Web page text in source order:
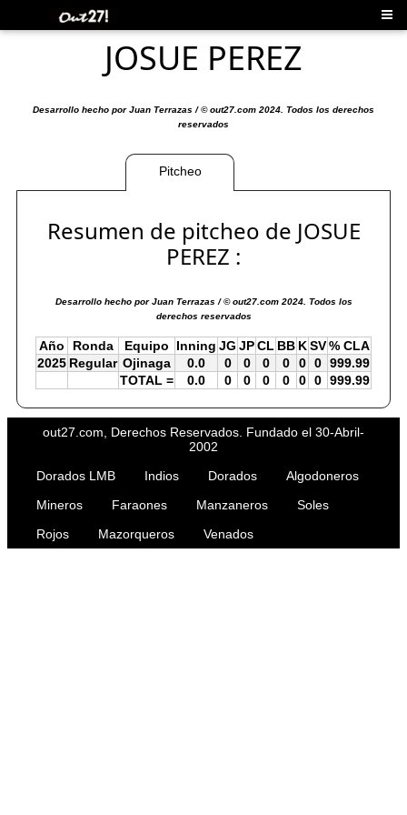
JOSUE PEREZ
Desarrollo hecho por Juan Terrazas / © out27.com 2024. Todos los derechos
reservados
Pitcheo
Resumen de pitcheo de JOSUE
PEREZ :
Desarrollo hecho por Juan Terrazas / © out27.com 2024. Todos los
derechos reservados
Año Ronda Equipo Inning JG JPCL BB KSV% CLA
2025 Regular Ojinaga 0.0 0 0 0 0 0 0 999.99
TOTAL =
0.0 0 0 0 0 0 0 999.99
out27.com, Derechos Reservados. Fundado el 30-Abril-
2002
Dorados LMB
Indios Dorados
Algodoneros
Mineros
Faraones Manzaneros
Soles
Rojos
Mazorqueros Venados